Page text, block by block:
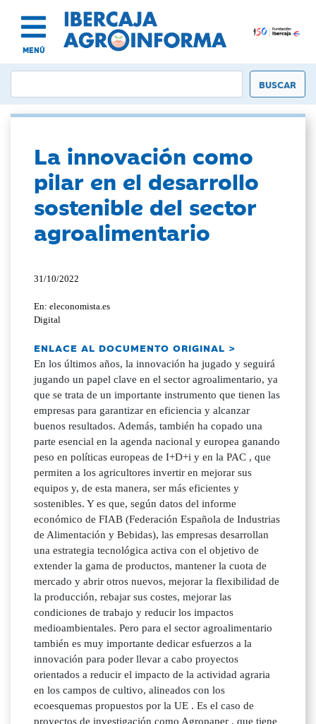
MENÚ
La innovación como
pilar en el desarrollo
sostenible del sector
agroalimentario
31/10/2022
En: eleconomista.es
Digital
ENLACE AL DOCUMENTO ORIGINAL >
En los últimos años, la innovación ha jugado y seguirá
jugando un papel clave en el sector agroalimentario, ya
que se trata de un importante instrumento que tienen las
empresas para garantizar en eficiencia y alcanzar
buenos resultados. Además, también ha copado una
parte esencial en la agenda nacional y europea ganando
peso en políticas europeas de I+D+i y en la PAC , que
permiten a los agricultores invertir en mejorar sus
equipos y, de esta manera, ser más eficientes y
sostenibles. Y es que, según datos del informe
económico de FIAB (Federación Española de Industrias
de Alimentación y Bebidas), las empresas desarrollan
una estrategia tecnológica activa con el objetivo de
extender la gama de productos, mantener la cuota de
mercado y abrir otros nuevos, mejorar la flexibilidad de
la producción, rebajar sus costes, mejorar las
condiciones de trabajo y reducir los impactos
medioambientales. Pero para el sector agroalimentario
también es muy importante dedicar esfuerzos a la
innovación para poder llevar a cabo proyectos
orientados a reducir el impacto de la actividad agraria
en los campos de cultivo, alineados con los
ecoesquemas propuestos por la UE . Es el caso de
proyectos de investigación como Agropaper , que tiene